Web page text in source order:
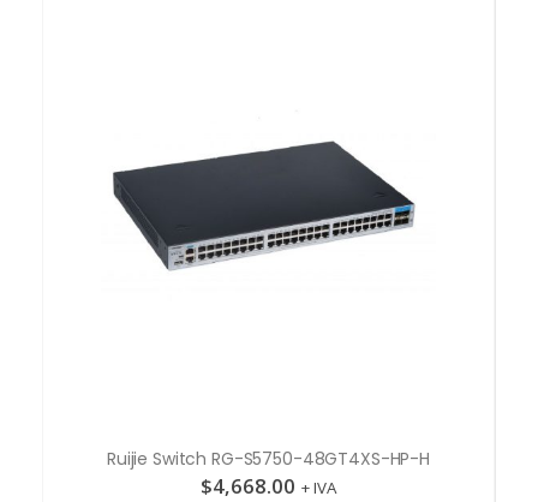
Ruijie Switch RG-S5750-48GT4XS-HP-H
$4,668.00 + IVA